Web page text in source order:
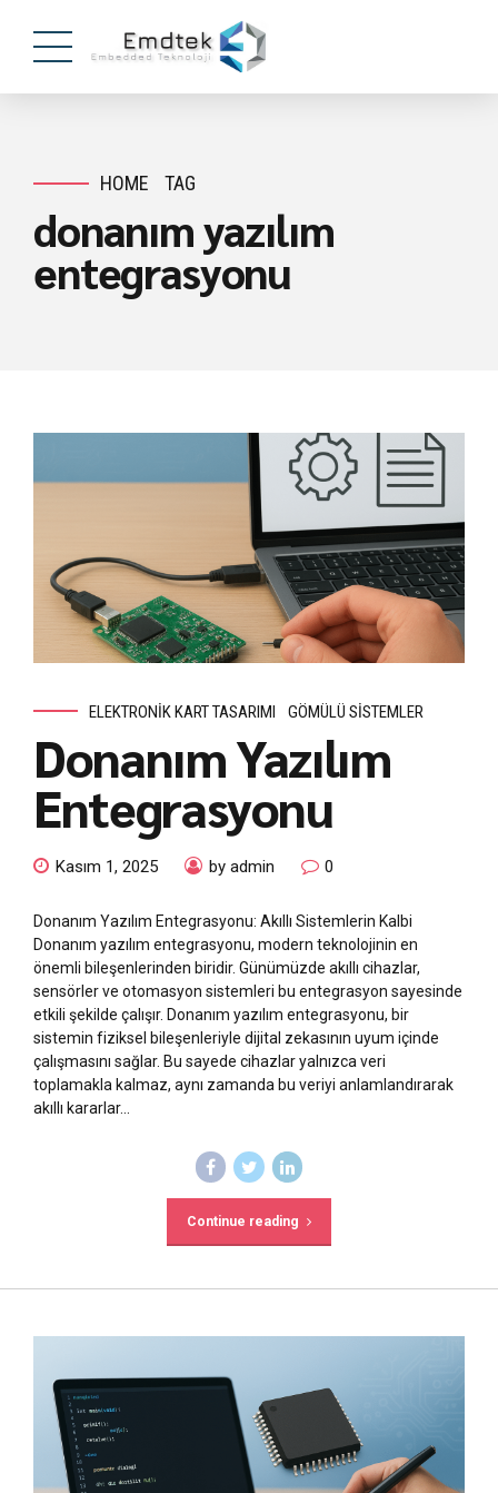
HOME TAG
donanım yazılım
entegrasyonu
ELEKTRONIK KART TASARIMI GÖMÜLÜ SISTEMLER
Donanım Yazılım
Entegrasyonu
Kasım 1, 2025 by admin 0
Donanım Yazılım Entegrasyonu: Akıllı Sistemlerin Kalbi
Donanım yazılım entegrasyonu, modern teknolojinin en
önemli bileşenlerinden biridir. Günümüzde akıllı cihazlar,
sensörler ve otomasyon sistemleri bu entegrasyon sayesinde
etkili şekilde çalışır. Donanım yazılım entegrasyonu, bir
sistemin fiziksel bileşenleriyle dijital zekasının uyum içinde
çalışmasını sağlar. Bu sayede cihazlar yalnızca veri
toplamakla kalmaz, aynı zamanda bu veriyi anlamlandırarak
akıllı kararlar...
Continue reading